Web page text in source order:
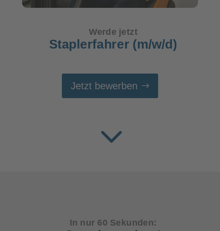
Werde jetzt
Staplerfahrer (m/w/d)
Jetzt bewerben
3
In nur 60 Sekunden: